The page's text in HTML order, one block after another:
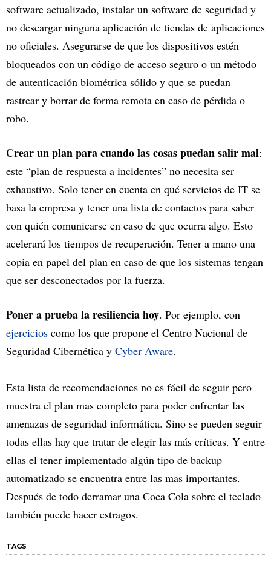
software actualizado, instalar un software de seguridad y
no descargar ninguna aplicación de tiendas de aplicaciones
no oficiales. Asegurarse de que los dispositivos estén
bloqueados con un código de acceso seguro o un método
de autenticación biométrica sólido y que se puedan
rastrear y borrar de forma remota en caso de pérdida o
robo.
Crear un plan para cuando las cosas puedan salir mal:
este “plan de respuesta a incidentes” no necesita ser
exhaustivo. Solo tener en cuenta en qué servicios de IT se
basa la empresa y tener una lista de contactos para saber
con quién comunicarse en caso de que ocurra algo. Esto
acelerará los tiempos de recuperación. Tener a mano una
copia en papel del plan en caso de que los sistemas tengan
que ser desconectados por la fuerza.
Poner a prueba la resiliencia hoy. Por ejemplo, con
ejercicios como los que propone el Centro Nacional de
Seguridad Cibernética y Cyber Aware.
Esta lista de recomendaciones no es fácil de seguir pero
muestra el plan mas completo para poder enfrentar las
amenazas de seguridad informática. Sino se pueden seguir
todas ellas hay que tratar de elegir las más críticas. Y entre
ellas el tener implementado algún tipo de backup
automatizado se encuentra entre las mas importantes.
Después de todo derramar una Coca Cola sobre el teclado
también puede hacer estragos.
TAGS